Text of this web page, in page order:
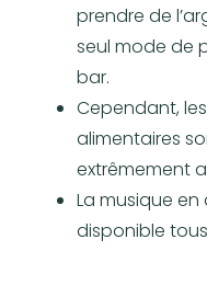
prendre de
seul mode de
bar.
Cependant,
alimentaires
extrêmement
La musique
disponible